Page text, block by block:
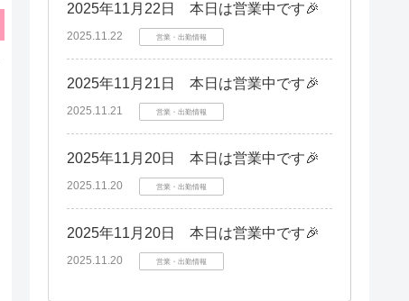
2025年11月22日 本日は営業中です🎉
2025.11.22 営業・出勤情報
2025年11月21日 本日は営業中です🎉
2025.11.21 営業・出勤情報
2025年11月20日 本日は営業中です🎉
2025.11.20 営業・出勤情報
2025年11月20日 本日は営業中です🎉
2025.11.20 営業・出勤情報